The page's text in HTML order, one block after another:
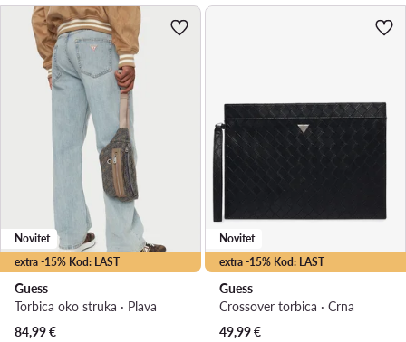
extra -15% Kod: LAST
Novitet
Guess
Torbica oko struka · Plava
84,99€
extra -15% Kod: LAST
Novitet
Guess
Crossover torbica · Crna
49,99€